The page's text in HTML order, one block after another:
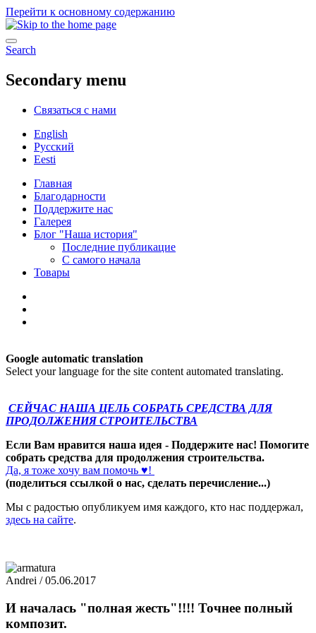
Перейти к основному содержанию
Search
Secondary menu
Связаться с нами
English
Русский
Eesti
Главная
Благодарности
Поддержите нас
Галерея
Блог "Наша история"
Последние публикацие
С самого начала
Товары
Google automatic translation
Select your language for the site content automated translating.
Если Вам нравится наша идея - Поддержите нас! Помогите
собрать средства для продолжения строительства.
(поделиться ссылкой о нас, сделать перечисление...)